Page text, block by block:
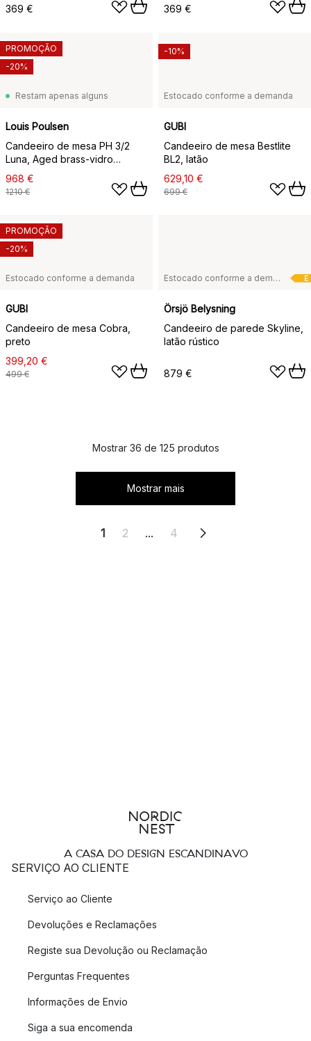
369 €
369 €
Restam apenas alguns
Louis Poulsen
Candeeiro de mesa PH 3/2
Luna, Aged brass-vidro
opalino
968 €
1210 €
PROMOÇÃO
-20%
Estocado conforme a demanda
GUBI
Candeeiro de mesa Bestlite
BL2, latão
629,10 €
699 €
-10%
Estocado conforme a demanda
GUBI
Candeeiro de mesa Cobra,
preto
399,20 €
499 €
PROMOÇÃO
-20%
E
Estocado conforme a demanda
Örsjö Belysning
Candeeiro de parede Skyline,
latão rústico
879 €
Mostrar 36 de 125 produtos
Mostrar mais
1 2 ... 4
A CASA DO DESIGN ESCANDINAVO
SERVIÇO AO CLIENTE
Serviço ao Cliente
Devoluções e Reclamações
Registe sua Devolução ou Reclamação
Perguntas Frequentes
Informações de Envio
Siga a sua encomenda